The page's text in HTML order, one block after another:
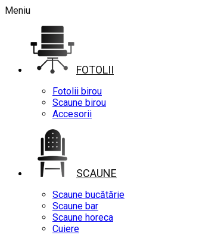
Meniu
FOTOLII
Fotolii birou
Scaune birou
Accesorii
SCAUNE
Scaune bucătărie
Scaune bar
Scaune horeca
Cuiere